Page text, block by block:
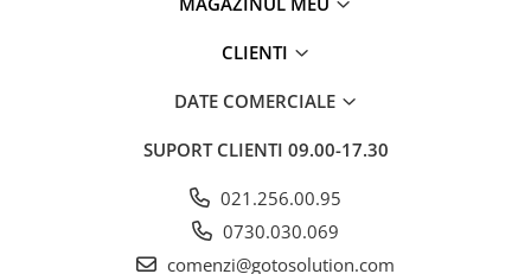
CLIENTI
DATE COMERCIALE
SUPORT CLIENTI 09.00-17.30
021.256.00.95
0730.030.069
comenzi@gotosolution.com